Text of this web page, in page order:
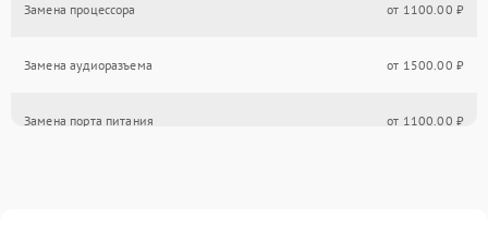
Замена процессора от 1100.00 ₽
Замена аудиоразъема от 1500.00 ₽
Замена порта питания от 1100.00 ₽